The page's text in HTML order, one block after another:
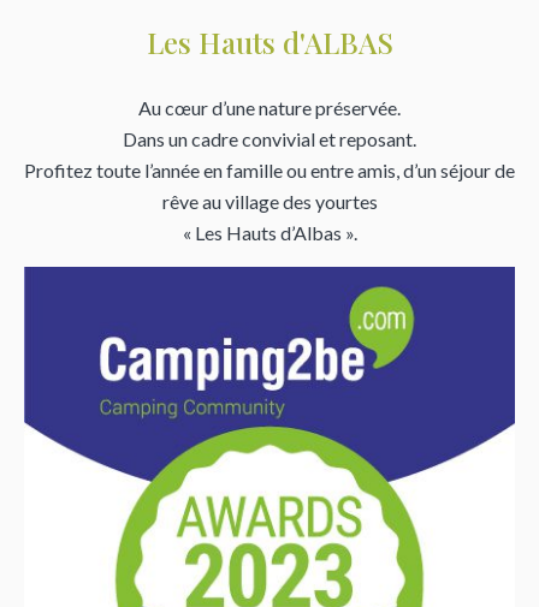
Les Hauts d'ALBAS
Au cœur d’une nature préservée.
Dans un cadre convivial et reposant.
Profitez toute l’année en famille ou entre amis, d’un séjour de
rêve au village des yourtes
« Les Hauts d’Albas ».